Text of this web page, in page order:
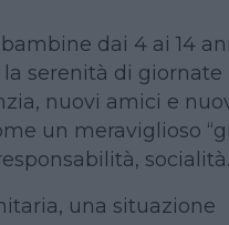
dai 4 ai 14
serenità di giornate
nuovi amici e
un meraviglioso
socialità.
una situazione